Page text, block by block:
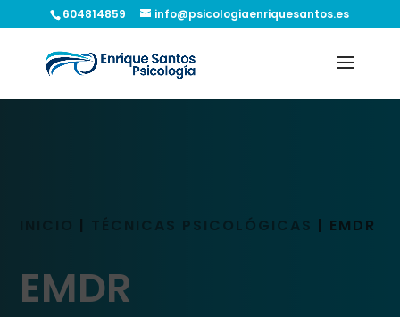
604814859 info@psicologiaenriquesantos.es
| TÉCNICAS PSICOLÓGICAS | EMDR
EMDR